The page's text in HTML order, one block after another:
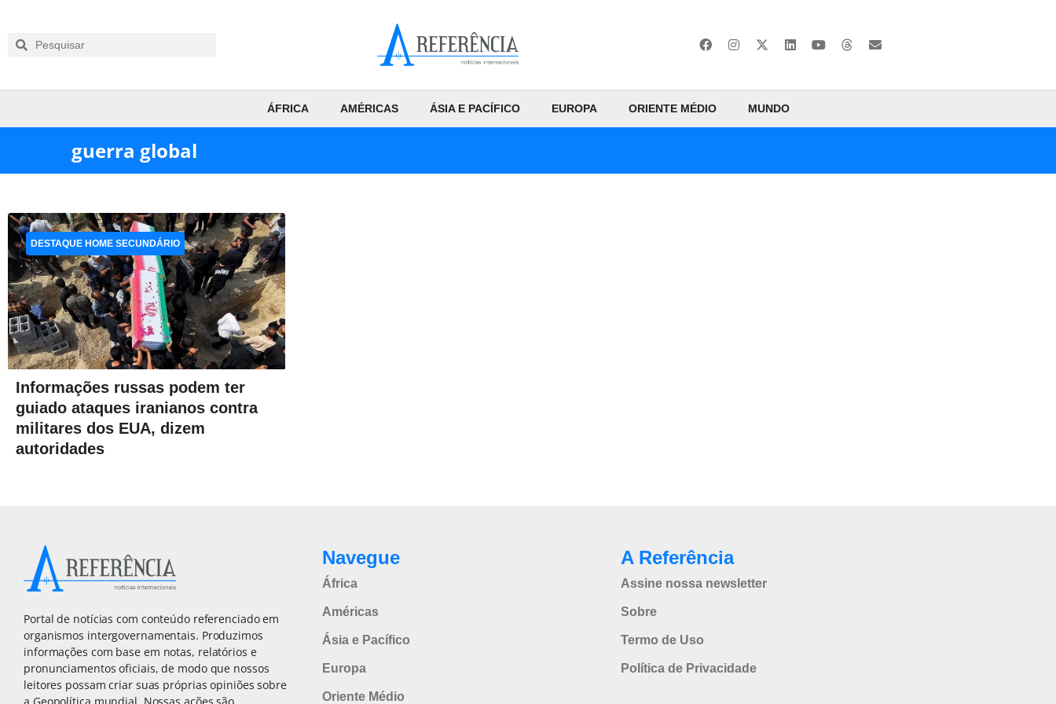
ÁFRICA AMÉRICAS ÁSIA E PACÍFICO EUROPA ORIENTE MÉDIO MUNDO
guerra global
Informações russas podem ter
guiado ataques iranianos contra
militares dos EUA, dizem
autoridades
DESTAQUE HOME SECUNDÁRIO
Portal de notícias com conteúdo referenciado em
organismos intergovernamentais. Produzimos
informações com base em notas, relatórios e
pronunciamentos oficiais, de modo que nossos
leitores possam criar suas próprias opiniões sobre
a Geopolítica mundial. Nossas ações são
Navegue
África
Américas
Ásia e Pacífico
Europa
Oriente Médio
A Referência
Assine nossa newsletter
Sobre
Termo de Uso
Política de Privacidade